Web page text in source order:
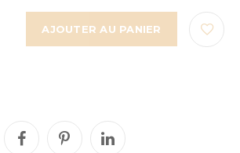
AJOUTER AU PANIER